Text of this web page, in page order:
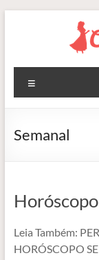
Blog
Cartas
Ciganas
Online
Semanal
Leia Também:
HORÓSCOPO